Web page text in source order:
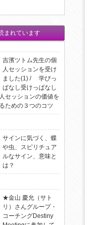
まれています
吉濱ツトム先生の個
人セッションを受け
ました(1) / 学びっ
ぱなし受けっぱなし
セッションの価値を
ための３つのコツ
サインに気づく、蝶
や虫、スピリチュア
ルなサイン、意味と
は？
★金山 慶允（サト
リ）さんグループ・
コーチングDestiny